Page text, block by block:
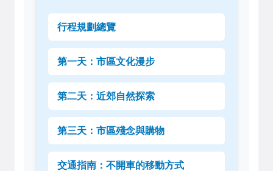
行程規劃總覽
第一天：市區文化漫步
第二天：近郊自然探索
第三天：市區殘念與購物
交通指南：不開車的移動方式